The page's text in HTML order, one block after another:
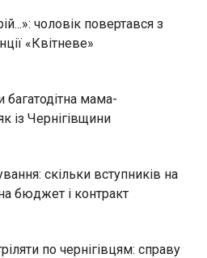
чоловік повертався з
«Квітневе»
багатодітна мама-
із Чернігівщини
скільки вступників на
бюджет і контракт
по чернігівцям: справу